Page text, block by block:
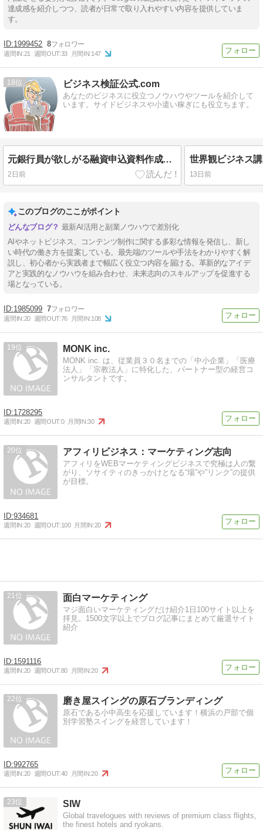
達成感を紹介しつつ、読者が日常で取り入れやすい内容を提供していま
す。
1999452 8
週間IN:21 週間OUT:33 月間IN:147
18 ビジネス検証公式.com
あなたのビジネスに役立つノウハウやツールを紹介して
います。サイドビジネスや小遣い稼ぎにも役立ちます。
元銀行員が欲しがる融資申込資料作成講座
2日前
世界観ビジネス
13日前
このブログのここがポイント
最新AI活用と副業ノウハウで差別化
AIやネットビジネス、コンテンツ制作に関する多彩な情報を発信し、新し
い時代の働き方を提案している。最先端のツールや手法をわかりやすく解
説し、初心者から実践者まで幅広く役立つ内容を届ける。革新的なアイデ
アと実践的なノウハウを組み合わせ、未来志向のスキルアップを促進する
場となっている。
1985099 7
週間IN:20 週間OUT:76 月間IN:108
19 MONK inc.
MONK inc. は、従業員３０名までの「中小企業」「医療
法人」「宗教法人」に特化した、パートナー型の経営コ
ンサルタントです。
1728295
週間IN:20 週間OUT:0 月間IN:30
20 アフィリビジネス：マーケティング志向
アフィリをWEBマーケティングビジネスで究極は人の繋
がり、ソサイティのきっかけとなる“場”や”リンク”の提供
が目標。
934681
週間IN:20 週間OUT:100 月間IN:20
21 面白マーケティング
マジ面白いマーケティングだけ紹介1日100サイト以上を
拝見。1500文字以上でブログ記事にまとめて厳選サイト
紹介
1591116
週間IN:20 週間OUT:80 月間IN:20
22 磨き屋スイングの原石ブランディング
原石である小中高生を応援しています！横浜の戸部で個
別学習塾スイングを経営しています！
992765
週間IN:20 週間OUT:40 月間IN:20
23 SIW
Global travelogues with reviews of premium class flights,
the finest hotels and ryokans.